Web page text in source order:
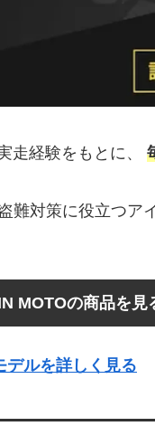
走経験をもとに、
難対策に役立つア
MOTOの商品を見
ルを詳しく見る